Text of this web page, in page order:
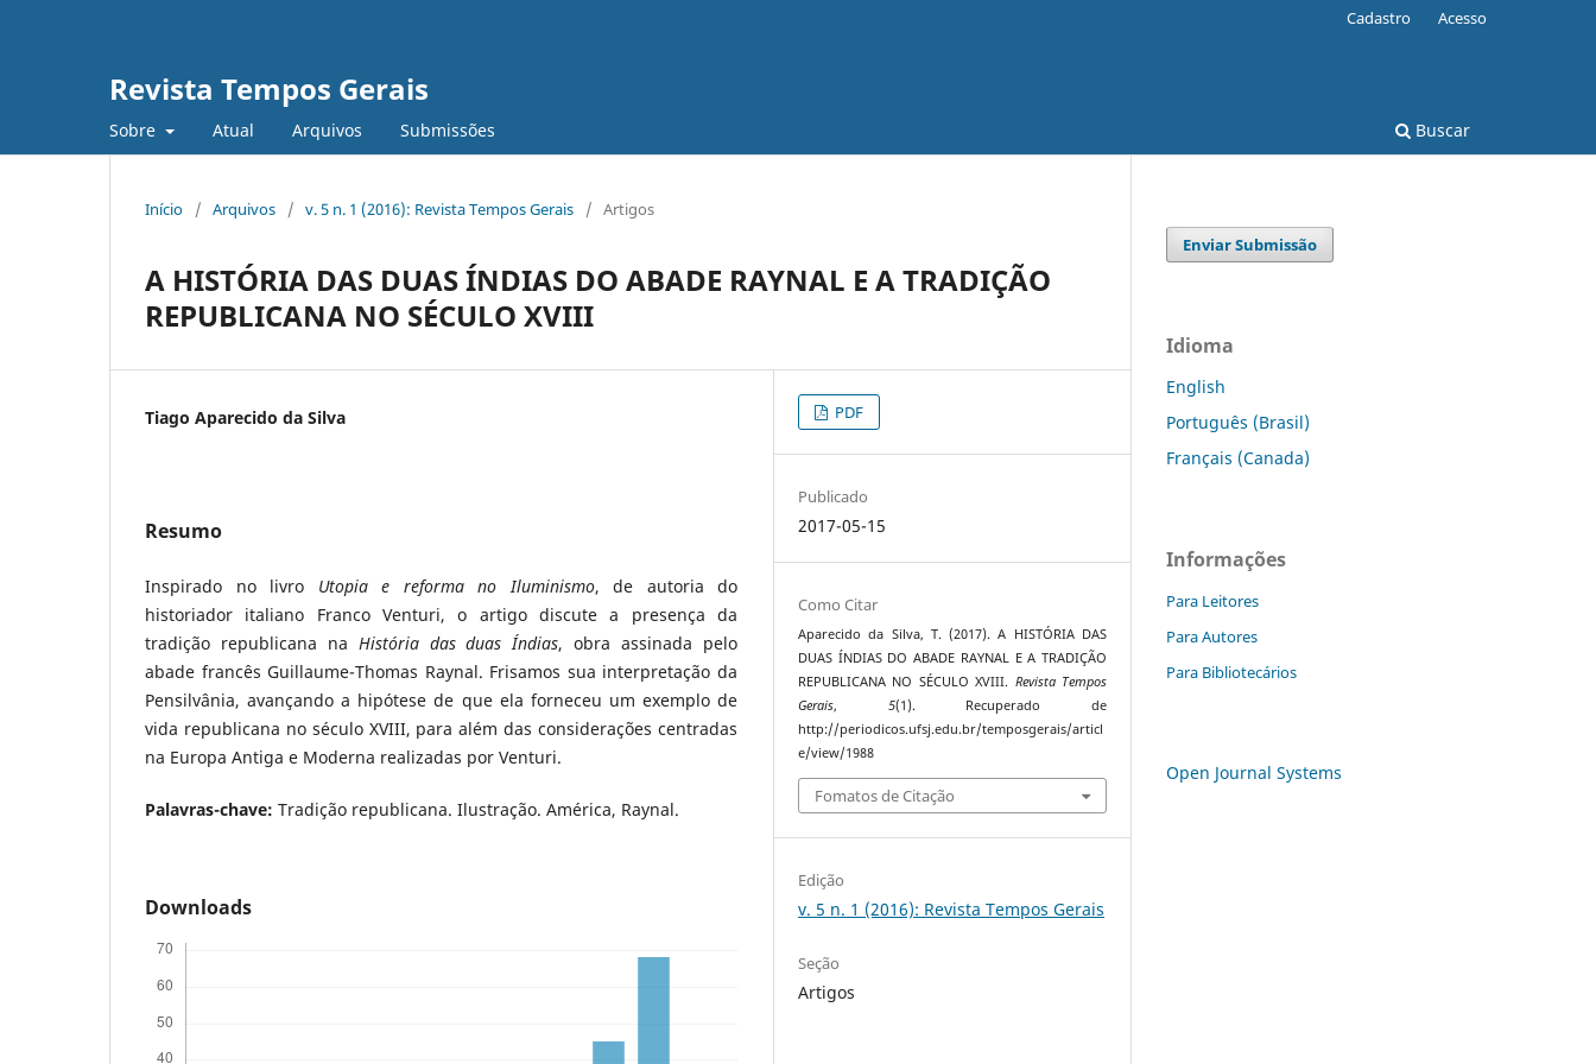
Revista Tempos Gerais
Sobre Atual Arquivos Submissões Buscar
Cadastro Acesso
Início / Arquivos / v. 5 n. 1 (2016): Revista Tempos Gerais / Artigos
A HISTÓRIA DAS DUAS ÍNDIAS DO ABADE RAYNAL E A TRADIÇÃO
REPUBLICANA NO SÉCULO XVIII
Tiago Aparecido da Silva
Resumo
Inspirado no livro Utopia e reforma no Iluminismo, de autoria do
historiador italiano Franco Venturi, o artigo discute a presença da
tradição republicana na História das duas Índias, obra assinada pelo
abade francês Guillaume-Thomas Raynal. Frisamos sua interpretação da
Pensilvânia, avançando a hipótese de que ela forneceu um exemplo de
vida republicana no século XVIII, para além das considerações centradas
na Europa Antiga e Moderna realizadas por Venturi.
Palavras-chave: Tradição republicana. Ilustração. América, Raynal.
Downloads
PDF
Publicado
2017-05-15
Como Citar
Aparecido da Silva, T. (2017). A HISTÓRIA DAS
DUAS ÍNDIAS DO ABADE RAYNAL E A TRADIÇÃO
REPUBLICANA NO SÉCULO XVIII. Revista Tempos
Gerais, 5(1). Recuperado de
http://periodicos.ufsj.edu.br/temposgerais/articl
e/view/1988
Fomatos de Citação
Edição
v. 5 n. 1 (2016): Revista Tempos Gerais
Seção
Artigos
Enviar Submissão
Idioma
English
Português (Brasil)
Français (Canada)
Informações
Para Leitores
Para Autores
Para Bibliotecários
Open Journal Systems